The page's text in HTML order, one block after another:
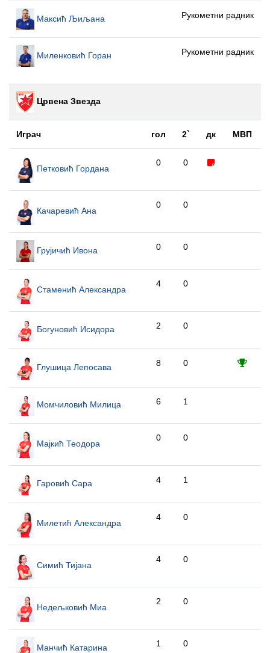
Максић Љиљана Рукометни радник
Миленковић Горан Рукометни радник
Црвена Звезда
Играч гол 2` дк МВП
Петковић Гордана
0 0
Качаревић Ана
0 0
Грујичић Ивона 0 0
Стаменић Александра
4 0
Богуновић Исидора 2 0
Глушица Лепосава 8 0
Момчиловић Милица 6 1
Мајкић Теодора
0 0
Гаровић Сара 4 1
Милетић Александра
4 0
Симић Тијана
4 0
Недељковић Миа
2 0
Манчић Катарина 1 0